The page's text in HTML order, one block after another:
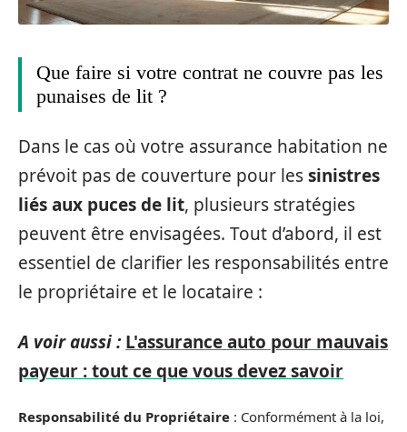
Que faire si votre contrat ne couvre pas les
punaises de lit ?
Dans le cas où votre assurance habitation ne
prévoit pas de couverture pour lessinistres
liés aux puces de lit, plusieurs stratégies
peuvent être envisagées. Tout d’abord, il est
essentiel de clarifier les responsabilités entre
le propriétaire et le locataire :
A voir aussi : L'assurance auto pour mauvais
payeur : tout ce que vous devez savoir
Responsabilité du Propriétaire : Conformément à la loi,